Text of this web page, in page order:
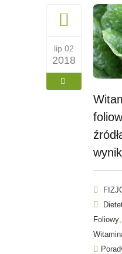
lip 02
2018
Foliowy